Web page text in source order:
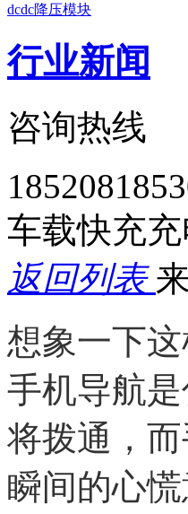
dcdc降压模块
行业新闻
咨询热线
车载快充
返回列表
想象一下
手机导航
将拨通，
瞬间的心